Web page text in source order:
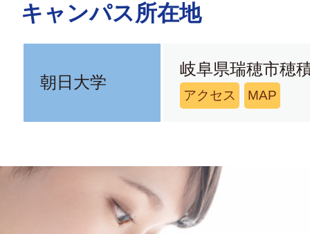
キャンパス所在地
朝日大学
岐阜県瑞穂市穂
アクセス MAP